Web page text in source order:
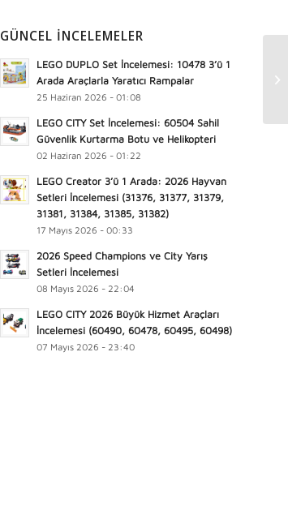
GÜNCEL İNCELEMELER
LEGO DUPLO Set İncelemesi: 10478 3’ü 1
Arada Araçlarla Yaratıcı Rampalar
25 Haziran 2026 - 01:08
LEGO CITY Set İncelemesi: 60504 Sahil
Güvenlik Kurtarma Botu ve Helikopteri
02 Haziran 2026 - 01:22
LEGO Creator 3’ü 1 Arada: 2026 Hayvan
Setleri İncelemesi (31376, 31377, 31379,
31381, 31384, 31385, 31382)
17 Mayıs 2026 - 00:33
2026 Speed Champions ve City Yarış
Setleri İncelemesi
08 Mayıs 2026 - 22:04
LEGO CITY 2026 Büyük Hizmet Araçları
İncelemesi (60490, 60478, 60495, 60498)
07 Mayıs 2026 - 23:40